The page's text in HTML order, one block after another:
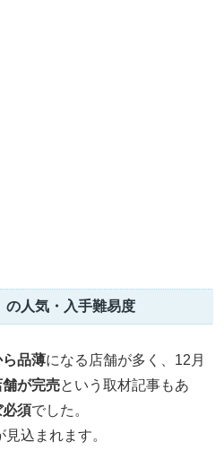
の人気・入手難易度
品薄になる店舗が多く、12月
が完売という取材記事もあ
須でした。
込まれます。